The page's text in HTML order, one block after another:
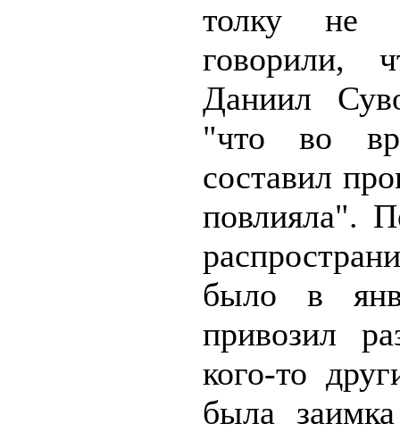
толку не
говорили,
Даниил
"что во
составил
повлияла".
было в
привозил
кого-то
была